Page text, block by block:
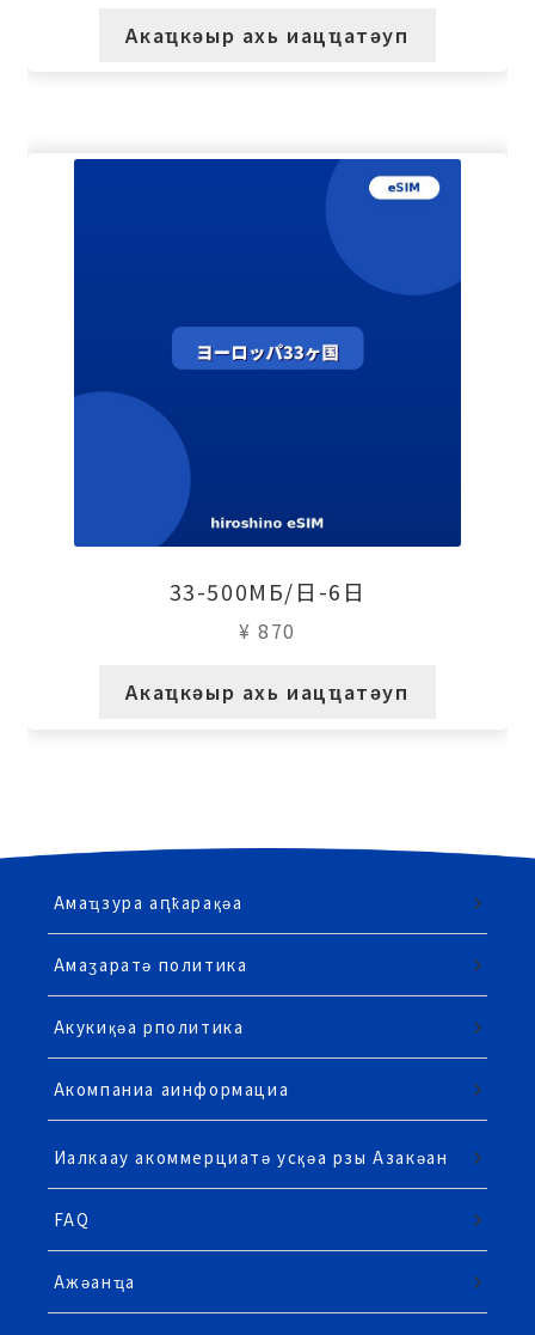
Акаҵкәыр ахь иацҵатәуп
33-500МБ/日-6日
¥ 870
Акаҵкәыр ахь иацҵатәуп
Амаҵзура аԥҟарақәа
Амаӡаратә политика
Акукиқәа рполитика
Акомпаниа аинформациа
Иалкаау акоммерциатә усқәа рзы Азакәан
FAQ
Ажәанҵа